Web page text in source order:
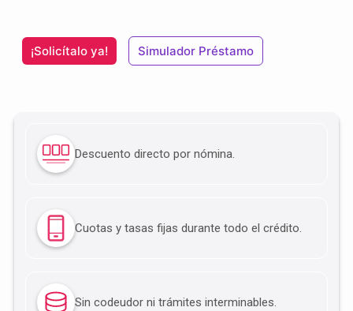
¡Solicítalo ya! Simulador Préstamo
Descuento directo por nómina.
Cuotas y tasas fijas durante todo el crédito.
Sin codeudor ni trámites interminables.